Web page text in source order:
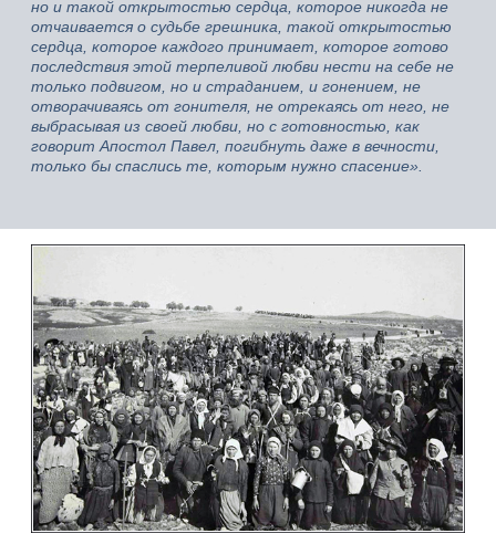
но и такой открытостью сердца, которое никогда не
отчаивается о судьбе грешника, такой открытостью
сердца, которое каждого принимает, которое готово
последствия этой терпеливой любви нести на себе не
только подвигом, но и страданием, и гонением, не
отворачиваясь от гонителя, не отрекаясь от него, не
выбрасывая из своей любви, но с готовностью, как
говорит Апостол Павел, погибнуть даже в вечности,
только бы спаслись те, которым нужно спасение».